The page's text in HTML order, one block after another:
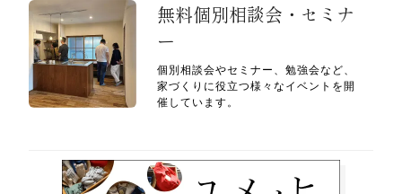
無料個別相談会・セミナ
ー
個別相談会やセミナー、勉強会など、
家づくりに役立つ様々なイベントを開
催しています。